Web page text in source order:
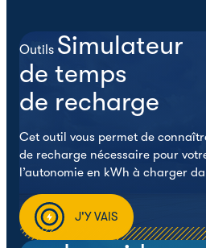
Outils Simulateur
de temps
de recharge
Cet outil vous permet de
de recharge nécessaire pour
l’autonomie en kWh à charger
J'Y VAIS